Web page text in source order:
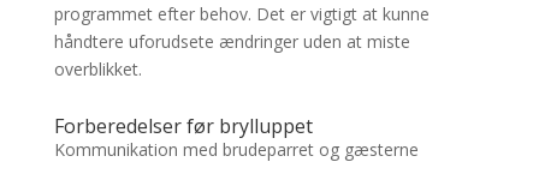
programmet efter behov. Det er vigtigt at kunne
håndtere uforudsete ændringer uden at miste
overblikket.
Forberedelser før brylluppet
Kommunikation med brudeparret og gæsterne